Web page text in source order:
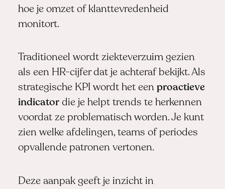
hoe je omzet of klanttevredenheid
monitort.
Traditioneel wordt ziekteverzuim gezien
als een HR-cijfer dat je achteraf bekijkt. Als
strategische KPI wordt het een proactieve
indicatordie je helpt trends te herkennen
voordat ze problematisch worden. Je kunt
zien welke afdelingen, teams of periodes
opvallende patronen vertonen.
Deze aanpak geeft je inzicht in